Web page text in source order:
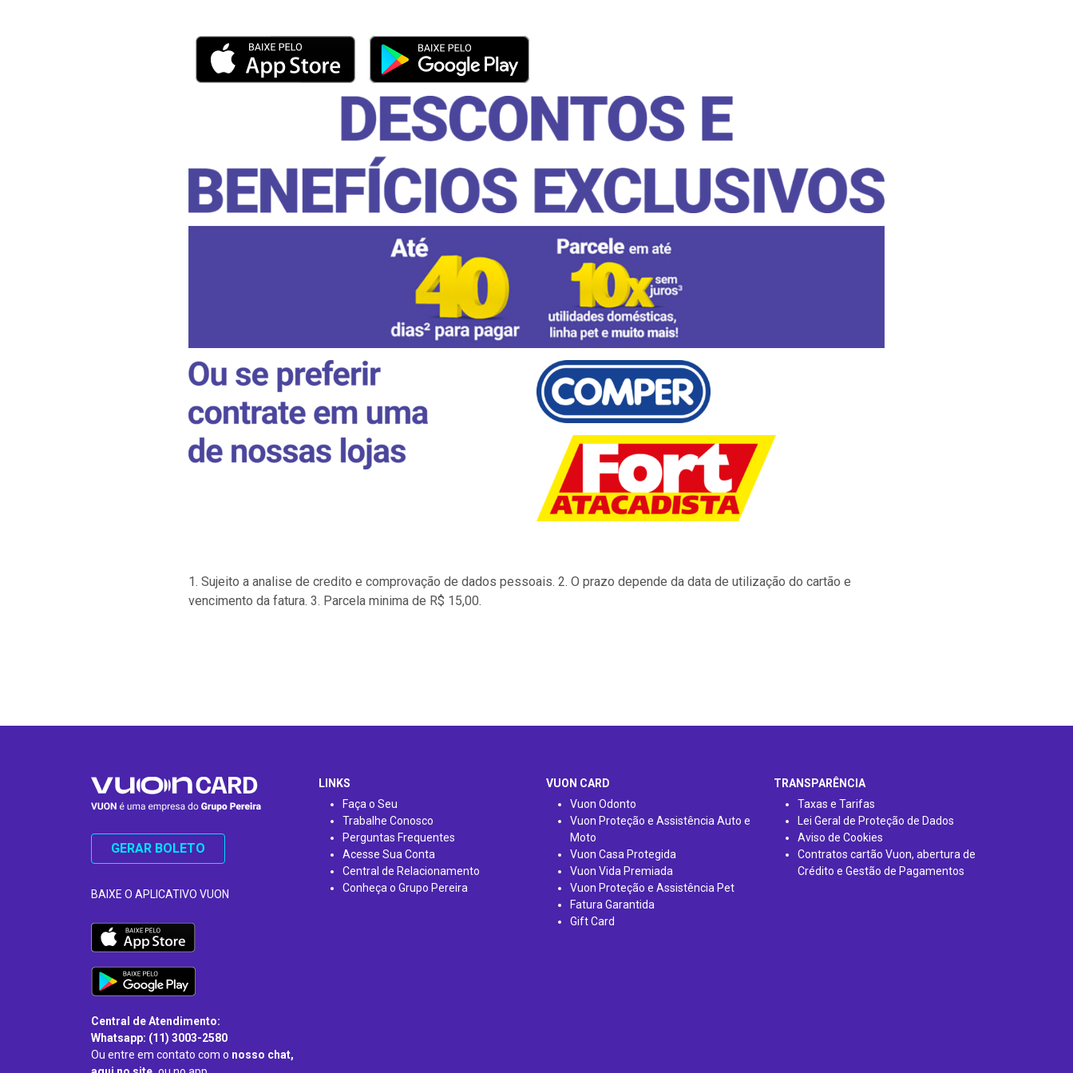
1. Sujeito a analise de credito e comprovação de dados pessoais. 2. O prazo depende da data de utilização do cartão e
vencimento da fatura. 3. Parcela minima de R$ 15,00.
GERAR BOLETO
BAIXE O APLICATIVO VUON
Central de Atendimento:
Whatsapp: (11) 3003-2580
Ou entre em contato com o nosso chat,
LINKS
Faça o Seu
Trabalhe Conosco
Perguntas Frequentes
Acesse Sua Conta
Central de Relacionamento
Conheça o Grupo Pereira
VUON CARD
Vuon Odonto
Vuon Proteção e Assistência Auto e
Moto
Vuon Casa Protegida
Vuon Vida Premiada
Vuon Proteção e Assistência Pet
Fatura Garantida
Gift Card
TRANSPARÊNCIA
Taxas e Tarifas
Lei Geral de Proteção de Dados
Aviso de Cookies
Contratos cartão Vuon, abertura de
Crédito e Gestão de Pagamentos